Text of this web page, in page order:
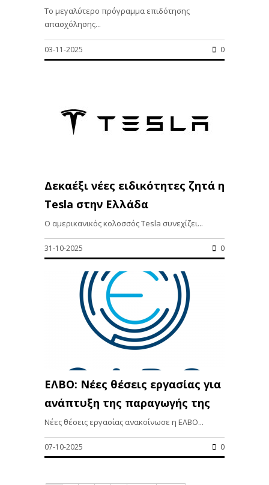
Το μεγαλύτερο πρόγραμμα επιδότησης
απασχόλησης...
03-11-2025 0
Δεκαέξι νέες ειδικότητες ζητά η
Tesla στην Ελλάδα
Ο αμερικανικός κολοσσός Tesla συνεχίζει...
31-10-2025 0
ΕΛΒΟ: Νέες θέσεις εργασίας για
ανάπτυξη της παραγωγής της
Νέες θέσεις εργασίας ανακοίνωσε η ΕΛΒΟ...
07-10-2025 0